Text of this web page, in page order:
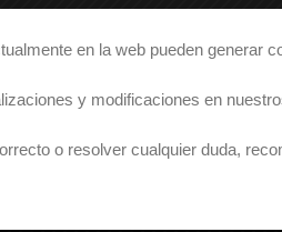
en la web pueden generar
y modificaciones en
o resolver cualquier duda,